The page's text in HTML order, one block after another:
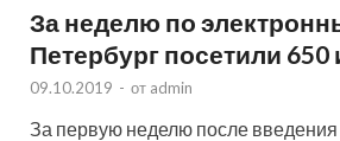
За неделю по
Петербург посетили 650
09.10.2019 - от admin
За первую неделю после введения